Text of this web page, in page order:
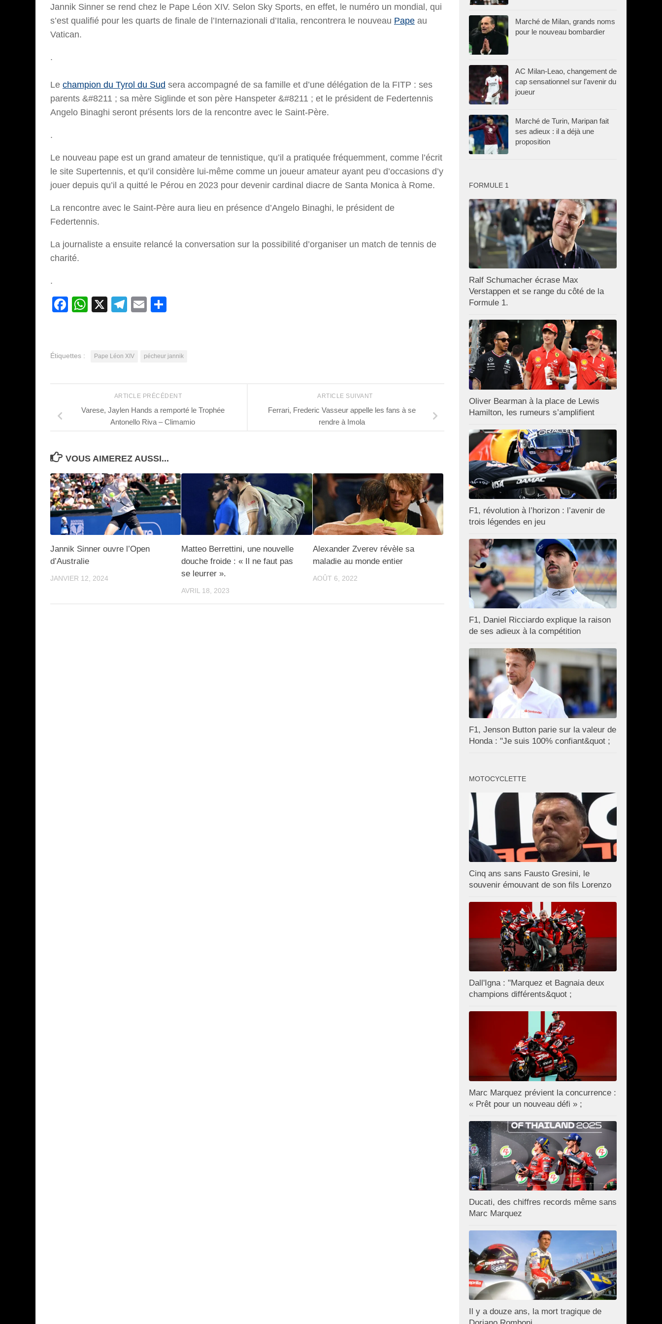
Jannik Sinner se rend chez le Pape Léon XIV. Selon Sky Sports, en effet, le numéro un mondial, qui
s’est qualifié pour les quarts de finale de l’Internazionali d’Italia, rencontrera le nouveau Pape au
Vatican.
.
Le champion du Tyrol du Sud sera accompagné de sa famille et d’une délégation de la FITP : ses
parents &#8211 ; sa mère Siglinde et son père Hanspeter &#8211 ; et le président de Federtennis
Angelo Binaghi seront présents lors de la rencontre avec le Saint-Père.
.
Le nouveau pape est un grand amateur de tennistique, qu’il a pratiquée fréquemment, comme l’écrit
le site Supertennis, et qu’il considère lui-même comme un joueur amateur ayant peu d’occasions d’y
jouer depuis qu’il a quitté le Pérou en 2023 pour devenir cardinal diacre de Santa Monica à Rome.
La rencontre avec le Saint-Père aura lieu en présence d’Angelo Binaghi, le président de
Federtennis.
La journaliste a ensuite relancé la conversation sur la possibilité d’organiser un match de tennis de
charité.
.
Facebook
WhatsApp
X Telegram
Email
Étiquettes : Pape Léon XIV pécheur jannik
ARTICLE SUIVANT
Ferrari, Frederic Vasseur appelle les fans à se
rendre à Imola
ARTICLE PRÉCÉDENT
Varese, Jaylen Hands a remporté le Trophée
Antonello Riva – Climamio
VOUS AIMEREZ AUSSI...
Jannik Sinner ouvre l’Open
d’Australie
JANVIER 12, 2024
Matteo Berrettini, une nouvelle
douche froide : « Il ne faut pas
se leurrer ».
AVRIL 18, 2023
Alexander Zverev révèle sa
maladie au monde entier
AOÛT 6, 2022
Marché de Milan, grands noms
pour le nouveau bombardier
AC Milan-Leao, changement de
cap sensationnel sur l’avenir du
joueur
Marché de Turin, Maripan fait
ses adieux : il a déjà une
proposition
FORMULE 1
Ralf Schumacher écrase Max
Verstappen et se range du côté de la
Formule 1.
Oliver Bearman à la place de Lewis
Hamilton, les rumeurs s’amplifient
F1, révolution à l’horizon : l’avenir de
trois légendes en jeu
F1, Daniel Ricciardo explique la raison
de ses adieux à la compétition
F1, Jenson Button parie sur la valeur de
Honda : "Je suis 100% confiant&quot ;
MOTOCYCLETTE
Cinq ans sans Fausto Gresini, le
souvenir émouvant de son fils Lorenzo
Dall'Igna : "Marquez et Bagnaia deux
champions différents&quot ;
Marc Marquez prévient la concurrence :
« Prêt pour un nouveau défi » ;
Ducati, des chiffres records même sans
Marc Marquez
Il y a douze ans, la mort tragique de